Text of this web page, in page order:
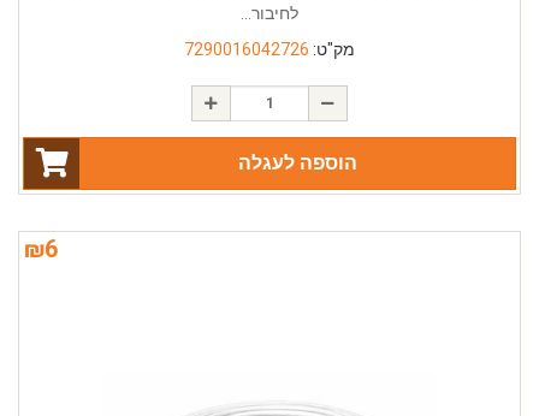
לחיבור...
מק"ט: 7290016042726
הוספה לעגלה
₪6